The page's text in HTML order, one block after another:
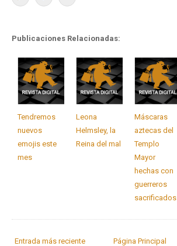
Publicaciones Relacionadas:
Tendremos
nuevos
emojis este
mes
Leona
Helmsley, la
Reina del mal
Máscaras
aztecas del
Templo
Mayor
hechas con
guerreros
sacrificados
Entrada más reciente Página Principal